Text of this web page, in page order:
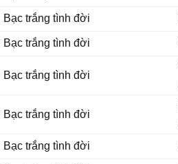
Bạc trắng tình đời
Bạc trắng tình đời
Bạc trắng tình đời
Bạc trắng tình đời
Bạc trắng tình đời